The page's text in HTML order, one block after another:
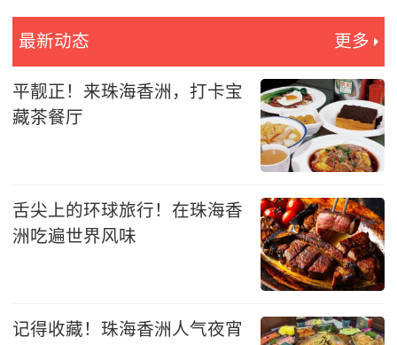
最新动态 更多
平靓正！来珠海香洲，打卡宝
藏茶餐厅
舌尖上的环球旅行！在珠海香
洲吃遍世界风味
记得收藏！珠海香洲人气夜宵